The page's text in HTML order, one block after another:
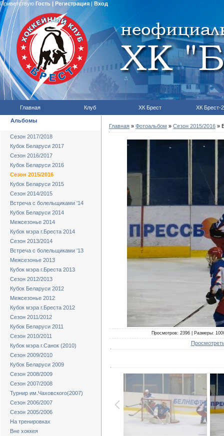
Приветствую Гость | Регистрация| Вход
Главная Клуб ХК Брест ХК Брест-2
Альбомы
Сезон 2017/2018
Кубок Беларуси 2017
Сезон 2016/2017
Кубок Беларуси 2016
Сезон 2015/2016
Кубок Беларуси 2015
Сезон 2014/2015
Встреча с болельщиками '14
Кубок Беларуси 2014
Межсезонье 2014
Кубок мэра г.Бреста 2014
Сезон 2013/2014
Встреча с болельщиками '13
Межсезонье 2013
Кубок мэра г.Бреста 2013
Сезон 2012/2013
Кубок Беларуси 2012
Межсезонье 2012
Кубок мэра г.Бреста 2012
Сезон 2011/2012
Кубок Беларуси 2011
Сезон 2010/2011
Кубок мэра г.Санок (2010)
Сезон 2009/2010
Кубок Беларуси 2009
Сезон 2008/2009
Сезон 2007/2008
Турнир им.Чаховского(2007)
Сезон 2006/2007
Сезон 2005/2006
На тренировках
Вне хоккея
Главная » Фотоальбом » Сезон 2015/2016 »
Просмотров: 2396 | Размеры: